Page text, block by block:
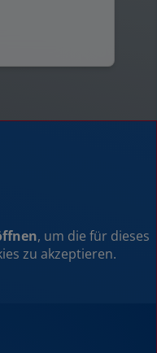
, um die für dieses
zu akzeptieren.